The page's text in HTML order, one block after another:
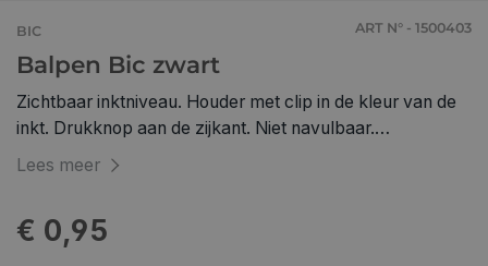
BIC ART N° - 1500403
Balpen Bic zwart
Zichtbaar inktniveau. Houder met clip in de kleur van de
inkt. Drukknop aan de zijkant. Niet navulbaar.
schrijfbreedte: 0,4 mm, medium punt, zwart
Lees meer
€ 0,95